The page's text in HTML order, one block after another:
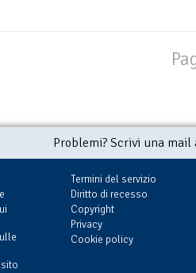
Problemi? Scrivi una
Termini del servizio
Diritto di recesso
Copyright
Privacy
Cookie policy